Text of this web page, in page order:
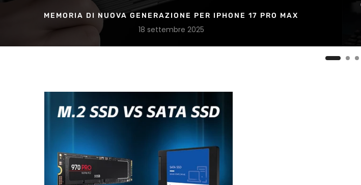
MEMORIA DI NUOVA GENERAZIONE PER IPHONE 17 PRO MAX
18 settembre 2025